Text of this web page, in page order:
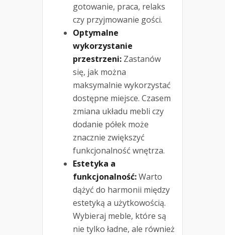
gotowanie, praca, relaks
czy przyjmowanie gości.
Optymalne
wykorzystanie
przestrzeni: Zastanów
się, jak można
maksymalnie wykorzystać
dostępne miejsce. Czasem
zmiana układu mebli czy
dodanie półek może
znacznie zwiększyć
funkcjonalność wnętrza.
Estetyka a
funkcjonalność:Warto
dążyć do harmonii między
estetyką a użytkowością.
Wybieraj meble, które są
nie tylko ładne, ale również